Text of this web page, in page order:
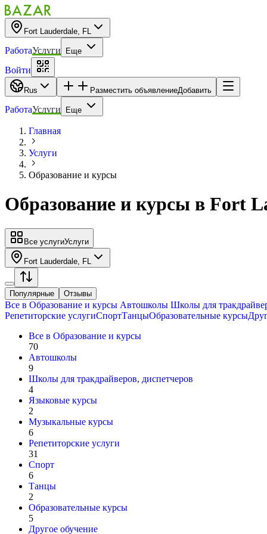
Fort Lauderdale, FL
РаботаУслуги Еще
Войти
Rus Разместить объявлениеДобавить
РаботаУслуги Еще
Главная
Услуги
Образование и курсы
Образование и курсы в Fort
Все услугиУслуги
Fort Lauderdale, FL
Популярные Отзывы
Все в Образование и курсы Автошколы Школы для
Репетиторские услугиСпортТанцыОбразовательные курсы
Все в Образование и курсы
70
Автошколы
9
Школы для тракдрайверов, диспетчеров
4
Языковые курсы
2
Музыкальные курсы
6
Репетиторские услуги
31
Спорт
6
Танцы
2
Образовательные курсы
5
Другое обучение